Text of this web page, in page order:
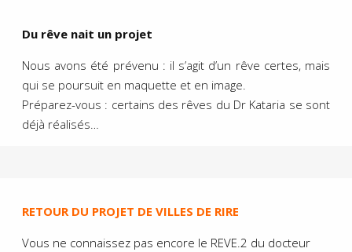
Du rêve nait un projet
Nous avons été prévenu : il s’agit d’un rêve certes, mais
qui se poursuit en maquette et en image.
Préparez-vous : certains des rêves du Dr Kataria se sont
déjà réalisés…
RETOUR DU PROJET DE VILLES DE RIRE
Vous ne connaissez pas encore le REVE.2 du docteur